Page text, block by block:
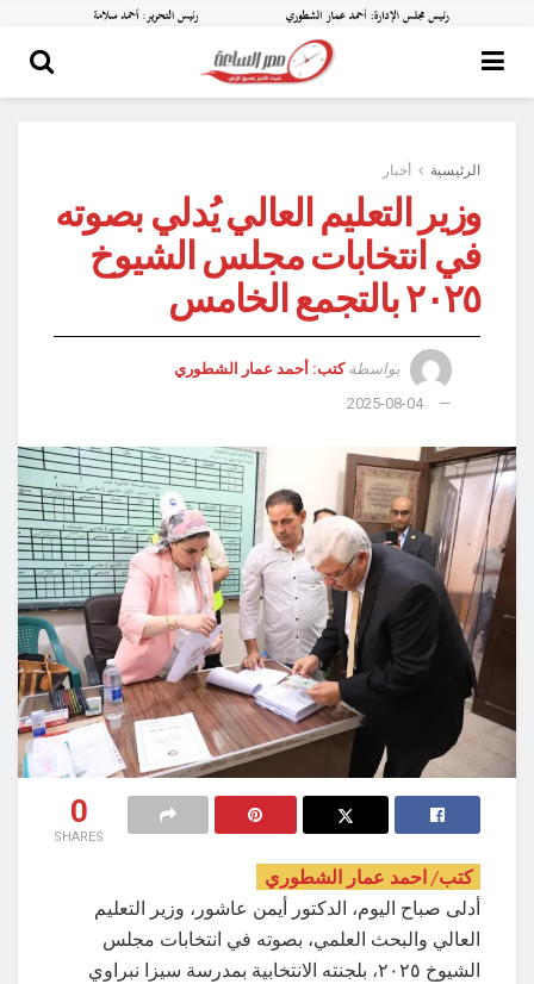
الرئيسية أخبار
وزير التعليم العالي يُدلي بصوته
في انتخابات مجلس الشيوخ
٢٠٢٥ بالتجمع الخامس
بواسطة كتب: أحمد عمار الشطوري
2025-08-04
0
SHARES
كتب/ احمد عمار الشطوري
أدلى صباح اليوم، الدكتور أيمن عاشور، وزير التعليم
العالي والبحث العلمي، بصوته في انتخابات مجلس
الشيوخ ٢٠٢٥، بلجنته الانتخابية بمدرسة سيزا نبراوي